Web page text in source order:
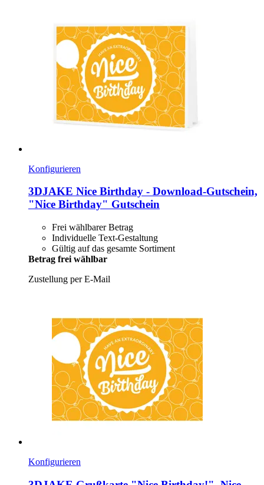
Konfigurieren
3DJAKE Nice Birthday -​ Download-​Gutschein,
"Nice Birthday" Gutschein
Frei wählbarer Betrag
Individuelle Text-Gestaltung
Gültig auf das gesamte Sortiment
Betrag frei wählbar
Zustellung per E-Mail
Konfigurieren